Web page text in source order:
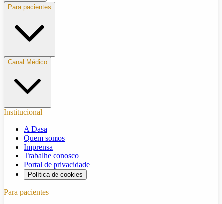
Para pacientes
Canal Médico
Institucional
A Dasa
Quem somos
Imprensa
Trabalhe conosco
Portal de privacidade
Política de cookies
Para pacientes